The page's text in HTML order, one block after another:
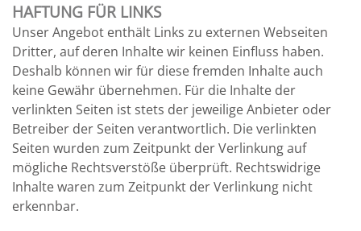
HAFTUNG FÜR LINKS
Unser Angebot enthält Links zu externen Webseiten
Dritter, auf deren Inhalte wir keinen Einfluss haben.
Deshalb können wir für diese fremden Inhalte auch
keine Gewähr übernehmen. Für die Inhalte der
verlinkten Seiten ist stets der jeweilige Anbieter oder
Betreiber der Seiten verantwortlich. Die verlinkten
Seiten wurden zum Zeitpunkt der Verlinkung auf
mögliche Rechtsverstöße überprüft. Rechtswidrige
Inhalte waren zum Zeitpunkt der Verlinkung nicht
erkennbar.